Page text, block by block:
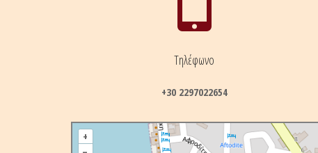
Τηλέφωνο
+30 2297022654
+